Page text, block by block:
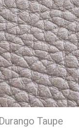
Durango Taupe